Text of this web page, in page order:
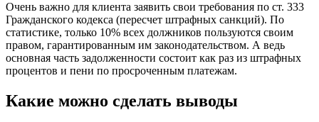
Очень важно для клиента заявить свои требования по ст. 333
Гражданского кодекса (пересчет штрафных санкций). По
статистике, только 10% всех должников пользуются своим
правом, гарантированным им законодательством. А ведь
основная часть задолженности состоит как раз из штрафных
процентов и пени по просроченным платежам.
Какие можно сделать выводы